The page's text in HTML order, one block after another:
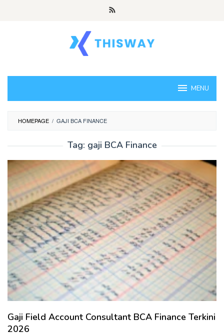
MENU
HOMEPAGE / GAJI BCA FINANCE
Tag: gaji BCA Finance
Gaji Field Account Consultant BCA Finance Terkini
2026